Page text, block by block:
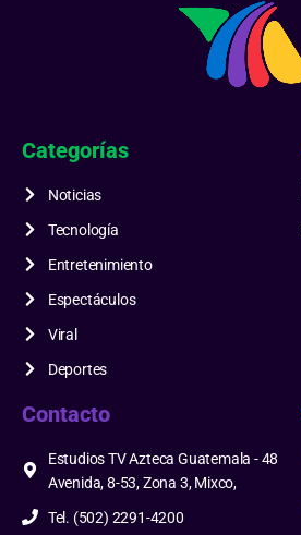
Categorías
Noticias
Tecnología
Entretenimiento
Espectáculos
Viral
Deportes
Contacto
Estudios TV Azteca Guatemala - 48
Avenida, 8-53, Zona 3, Mixco,
Tel. (502) 2291-4200